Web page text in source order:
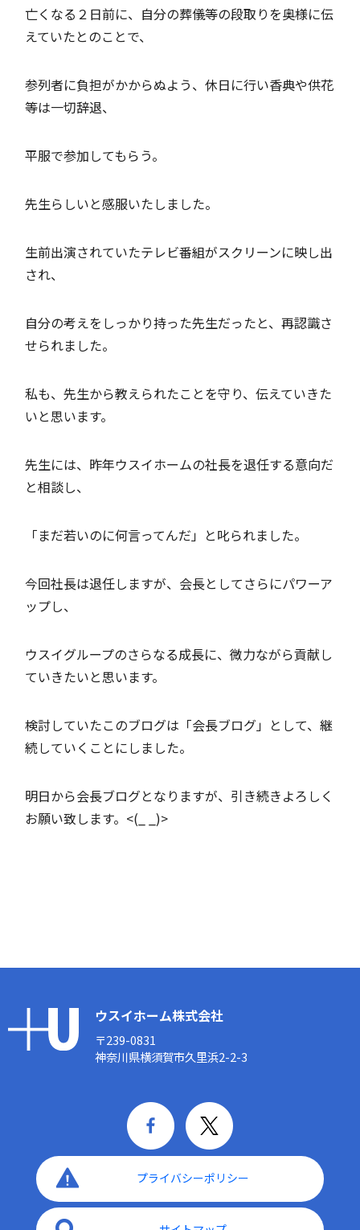
亡くなる２日前に、自分の葬儀等の段取りを奥様に伝
えていたとのことで、
参列者に負担がかからぬよう、休日に行い香典や供花
等は一切辞退、
平服で参加してもらう。
先生らしいと感服いたしました。
生前出演されていたテレビ番組がスクリーンに映し出
され、
自分の考えをしっかり持った先生だったと、再認識さ
せられました。
私も、先生から教えられたことを守り、伝えていきた
いと思います。
先生には、昨年ウスイホームの社長を退任する意向だ
と相談し、
「まだ若いのに何言ってんだ」と叱られました。
今回社長は退任しますが、会長としてさらにパワーア
ップし、
ウスイグループのさらなる成長に、微力ながら貢献し
ていきたいと思います。
検討していたこのブログは「会長ブログ」として、継
続していくことにしました。
明日から会長ブログとなりますが、引き続きよろしく
お願い致します。<(_ _)>
ウスイホーム株式会社
〒239-0831
神奈川県横須賀市久里浜2-2-3
プライバシーポリシー